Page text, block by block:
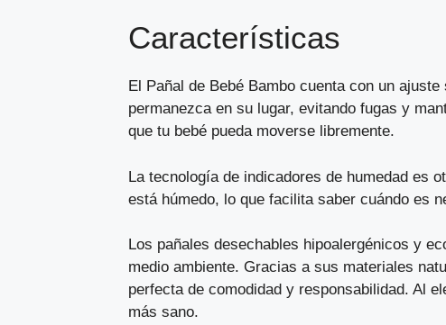
Características
El Pañal de Bebé Bambo cuenta con un
permanezca en su lugar, evitando fugas y
que tu bebé pueda moverse libremente.
La tecnología de indicadores de humedad es
está húmedo, lo que facilita saber cuándo es
Los pañales desechables hipoalergénicos y
medio ambiente. Gracias a sus materiales
perfecta de comodidad y responsabilidad. Al
más sano.